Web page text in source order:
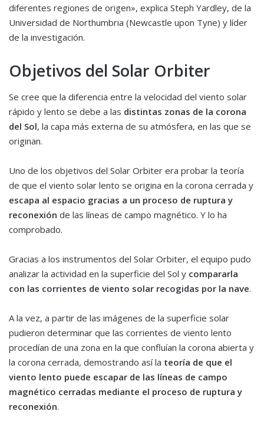
diferentes regiones de origen», explica Steph Yardley, de la
Universidad de Northumbria (Newcastle upon Tyne) y líder
de la investigación.
Objetivos del Solar Orbiter
Se cree que la diferencia entre la velocidad del viento solar
rápido y lento se debe a las distintas zonas de la corona
del Sol, la capa más externa de su atmósfera, en las que se
originan.
Uno de los objetivos del Solar Orbiter era probar la teoría
de que el viento solar lento se origina en la corona cerrada y
escapa al espacio gracias a un proceso de ruptura y
reconexión de las líneas de campo magnético. Y lo ha
comprobado.
Gracias a los instrumentos del Solar Orbiter, el equipo pudo
analizar la actividad en la superficie del Sol y compararla
con las corrientes de viento solar recogidas por la nave.
A la vez, a partir de las imágenes de la superficie solar
pudieron determinar que las corrientes de viento lento
procedían de una zona en la que confluían la corona abierta y
la corona cerrada, demostrando así la teoría de que el
viento lento puede escapar de las líneas de campo
magnético cerradas mediante el proceso de ruptura y
reconexión.